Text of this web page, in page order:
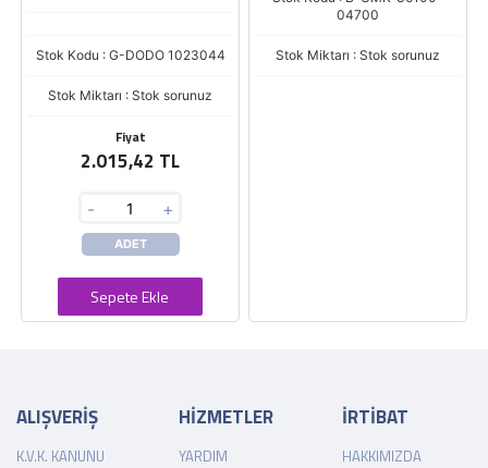
Stok Kodu : G-DODO 1023044
Stok Miktarı : Stok sorunuz
Fiyat
2.015,42 TL
- +
ADET
Sepete Ekle
04700
Stok Miktarı : Stok sorunuz
ALIŞVERİŞ
K.V.K. KANUNU
HİZMETLER
YARDIM
İRTİBAT
HAKKIMIZDA